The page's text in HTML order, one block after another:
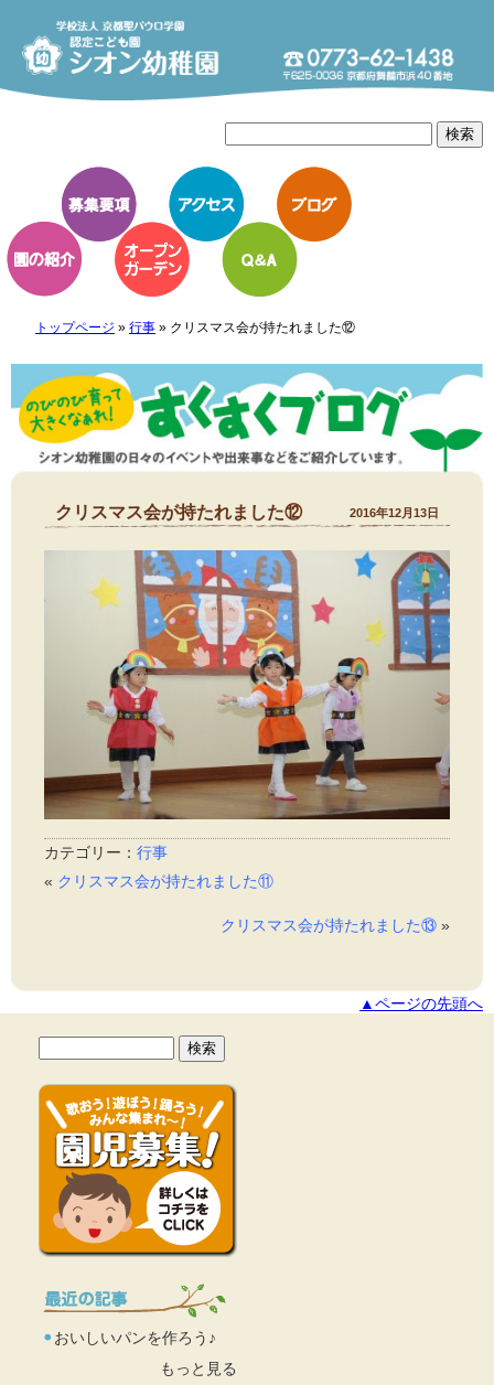
トップページ » 行事» クリスマス会が持たれました⑫
クリスマス会が持たれました⑫ 2016年12月13日
カテゴリー： 行事
« クリスマス会が持たれました⑪
クリスマス会が持たれました⑬ »
▲ページの先頭へ
おいしいパンを作ろう♪
もっと見る